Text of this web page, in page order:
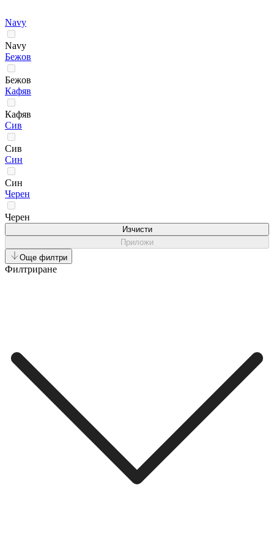
Navy
Navy
Бежов
Бежов
Кафяв
Кафяв
Сив
Сив
Син
Син
Черен
Черен
Изчисти
Приложи
Още филтри
Филтриране